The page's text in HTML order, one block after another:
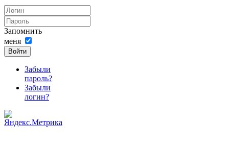
Запомнить
меня
Войти
Забыли
пароль?
Забыли
логин?